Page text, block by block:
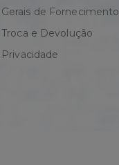
de Fornecimento
e Devolução